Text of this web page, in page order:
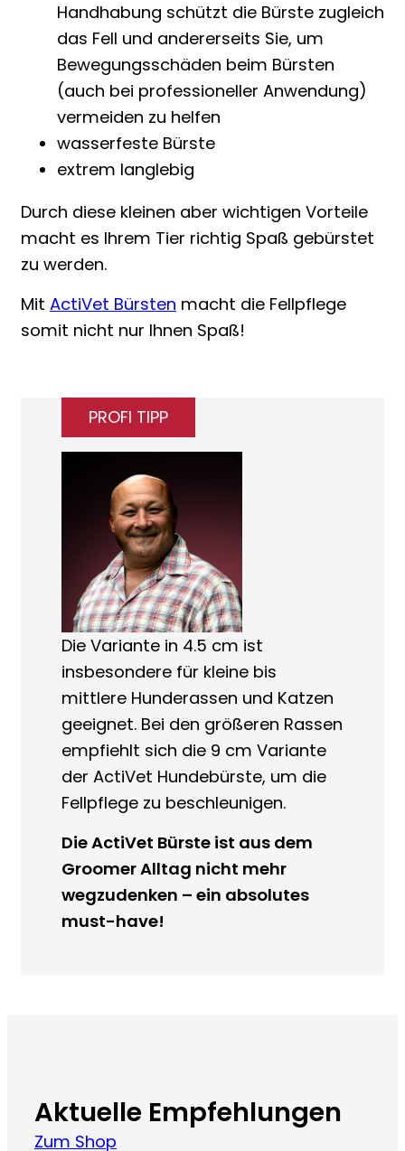
Handhabung schützt die Bürste zugleich
das Fell und andererseits Sie, um
Bewegungsschäden beim Bürsten
(auch bei professioneller Anwendung)
vermeiden zu helfen
wasserfeste Bürste
extrem langlebig
Durch diese kleinen aber wichtigen Vorteile
macht es Ihrem Tier richtig Spaß gebürstet
zu werden.
Mit ActiVet Bürsten macht die Fellpflege
somit nicht nur Ihnen Spaß!
PROFI TIPP
Die Variante in 4.5 cm ist
insbesondere für kleine bis
mittlere Hunderassen und Katzen
geeignet. Bei den größeren Rassen
empfiehlt sich die 9 cm Variante
der ActiVet Hundebürste, um die
Fellpflege zu beschleunigen.
Die ActiVet Bürste ist aus dem
Groomer Alltag nicht mehr
wegzudenken – ein absolutes
must-have!
Aktuelle Empfehlungen
Zum Shop